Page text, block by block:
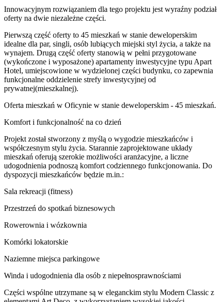
Innowacyjnym rozwiązaniem dla tego projektu jest wyraźny podział
oferty na dwie niezależne części.
Pierwszą część oferty to 45 mieszkań w stanie deweloperskim
idealne dla par, singli, osób lubiących miejski styl życia, a także na
wynajem. Drugą część oferty stanowią w pełni przygotowane
(wykończone i wyposażone) apartamenty inwestycyjne typu Apart
Hotel, umiejscowione w wydzielonej części budynku, co zapewnia
funkcjonalne oddzielenie strefy inwestycyjnej od
prywatnej(mieszkalnej).
Oferta mieszkań w Oficynie w stanie deweloperskim - 45 mieszkań.
Komfort i funkcjonalność na co dzień
Projekt został stworzony z myślą o wygodzie mieszkańców i
współczesnym stylu życia. Starannie zaprojektowane układy
mieszkań oferują szerokie możliwości aranżacyjne, a liczne
udogodnienia podnoszą komfort codziennego funkcjonowania. Do
dyspozycji mieszkańców będzie m.in.:
Sala rekreacji (fitness)
Przestrzeń do spotkań biznesowych
Rowerownia i wózkownia
Komórki lokatorskie
Naziemne miejsca parkingowe
Winda i udogodnienia dla osób z niepełnosprawnościami
Części wspólne utrzymane są w eleganckim stylu Modern Classic z